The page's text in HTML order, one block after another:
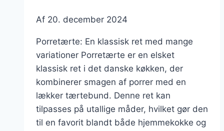
Af 20. december 2024
Porretærte: En klassisk ret med mange
variationer Porretærte er en elsket
klassisk ret i det danske køkken, der
kombinerer smagen af porrer med en
lækker tærtebund. Denne ret kan
tilpasses på utallige måder, hvilket gør den
til en favorit blandt både hjemmekokke og